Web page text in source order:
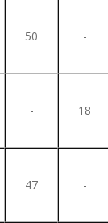
50 -
- 18
47 -